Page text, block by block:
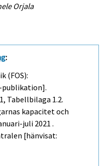
Orjala
:
(FOS):
Tabellbilaga 1.2.
kapacitet och
juli 2021 .
[hänvisat: